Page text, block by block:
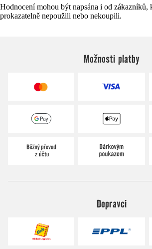
Hodnocení mohou být napsána i od zákazníků,
prokazatelně nepoužili nebo nekoupili.
Možnosti platby
Dopravci